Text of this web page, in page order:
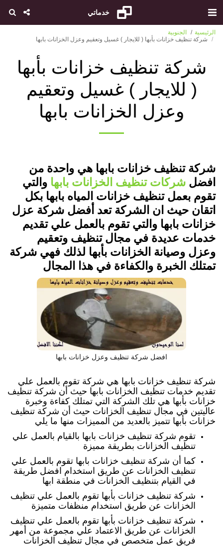
خدماتي
الرئيسية
الجنوبية
شركة تنظيف خزانات بأبها ( للايجار ) غسيل وتعقيم وعزل الخزانات بابها
شركة تنظيف خزانات بأبها
( للايجار ) غسيل وتعقيم
وعزل الخزانات بابها
شركة تنظيف خزانات بابها هي واحدة من
افضل شركات تنظيف الخزانات بابها والتي
تقوم بعمل تنظيف خزانات المياه بابها بكل
اتقان حيث ان الشركة تعد أفضل شركة عزل
خزانات بابها والتي تقوم بالعمل علي تقديم
خدمات عديدة في مجال تنظيف وتعقيم
وعزل وصيانة الخزانات بأبها لذلك فهي شركة
تمتلك الخبرة والكفاءة في هذا المجال
افضل شركة تنظيف وعزل خزانات بابها
شركة تنظيف خزانات بابها هي شركة تقوم بالعمل علي
تقديم خدمات تنظيف الخزانات بابها حيث أن شركة تنظيف
خزانات بأبها هي تلك الشركة التي تمتلك كفاءة وخبرة
عاليتين في مجال تنظيف الخزانات حيث أن شركة تنظيف
خزانات بأبها تتميز بالعديد من المميزات منها ما يلي
تقوم شركة تنظيف خزانات بابها بالقيام بالعمل علي
تنظيف الخزانات بطريقة مميزة
كما أن شركة تنظيف خزانات بابها تقوم بالعمل علي
تنظيف الخزانات عن طريق استخدام افضل طريقة
في القيام بتنظيف الخزانات في منطقة ابها
شركة تنظيف خزانات بأبها تقوم بالعمل علي تنظيف
الخزانات عن طريق استخدام منظفات متميزة
شركة تنظيف خزانات بأبها تقوم بالعمل علي تنظيف
الخزانات عن طريق الاعتماد علي مجموعة من أمهر
فريق عمل متخصص في مجال تنظيف الخزانات